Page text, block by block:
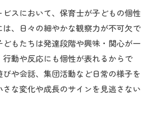
尊重するための保育士の考え方と姿
個性が光る放課後等デイサービス
育士が実践する支援方法
個性重視で行う日々の関わり方
スにおいて、保育士が子どもの個性
は、日々の細やかな観察力が不可欠で
もたちは発達段階や興味・関心が一
動や反応にも個性が表れるからで
や会話、集団活動など日常の様子を
な変化や成長のサインを見逃さない